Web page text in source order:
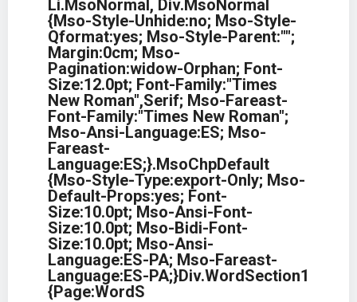
Li.MsoNormal, Div.MsoNormal
{mso-Style-Unhide:no; Mso-Style-
Qformat:yes; Mso-Style-Parent:"";
Margin:0cm; Mso-
Pagination:widow-Orphan; Font-
Size:12.0pt; Font-Family:"Times
New Roman",serif; Mso-Fareast-
Font-Family:"Times New Roman";
Mso-Ansi-Language:ES; Mso-
Fareast-
Language:ES;}.MsoChpDefault
{mso-Style-Type:export-Only; Mso-
Default-Props:yes; Font-
Size:10.0pt; Mso-Ansi-Font-
Size:10.0pt; Mso-Bidi-Font-
Size:10.0pt; Mso-Ansi-
Language:ES-PA; Mso-Fareast-
Language:ES-PA;}div.WordSection1
{page:WordS